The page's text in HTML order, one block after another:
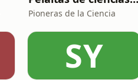
Pioneras de la Ciencia
SY